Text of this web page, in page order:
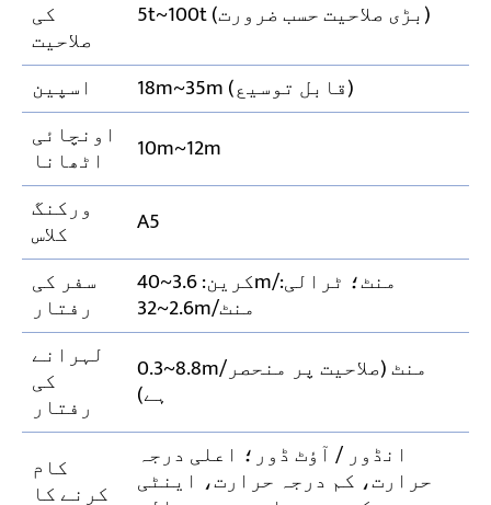
کی
صلاحیت
5t~100t (بڑی صلاحیت حسب ضرورت)
اسپین
18m~35m (قابل توسیع)
اونچائی
اٹھانا
10m~12m
ورکنگ
کلاس
A5
سفر کی
رفتار
کرین: 3.6~40m/منٹ؛ ٹرالی:
2.6~32m/منٹ
لہرانے
کی
رفتار
0.3~8.8m/منٹ (صلاحیت پر منحصر
ہے)
کام
کرنے کا
انڈور / آؤٹ ڈور؛ اعلی درجہ
حرارت، کم درجہ حرارت، اینٹی